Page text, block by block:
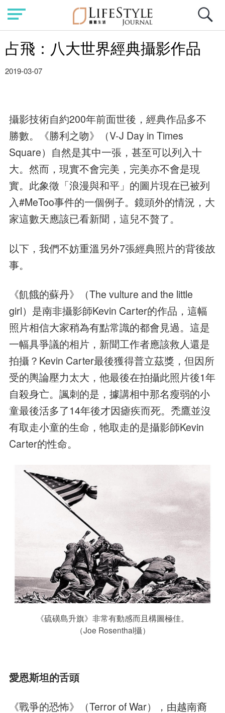
占飛：八大世界經典攝影作品
2019-03-07
攝影技術自約200年前面世後，經典作品多不
勝數。《勝利之吻》（V-J Day in Times
Square）自然是其中一張，甚至可以列入十
大。然而，現實不會完美，完美亦不會是現
實。此象徵「浪漫與和平」的圖片現在已被列
入#MeToo事件的一個例子。鏡頭外的情況，大
家這數天應該已看新聞，這兒不贅了。
以下，我們不妨重溫另外7張經典照片的背後故
事。
《飢餓的蘇丹》（The vulture and the little
girl）是南非攝影師Kevin Carter的作品，這幅
照片相信大家稍為有點常識的都會見過。這是
一幅具爭議的相片，新聞工作者應該救人還是
拍攝？Kevin Carter最後獲得普立茲獎，但因所
受的輿論壓力太大，他最後在拍攝此照片後1年
自殺身亡。諷刺的是，據講相中那名瘦弱的小
童最後活多了14年後才因瘧疾而死。禿鷹並沒
有取走小童的生命，牠取走的是攝影師Kevin
Carter的性命。
《硫磺島升旗》非常有動感而且構圖極佳。
（Joe Rosenthal攝）
愛恩斯坦的舌頭
《戰爭的恐怖》（Terror of War），由越南裔